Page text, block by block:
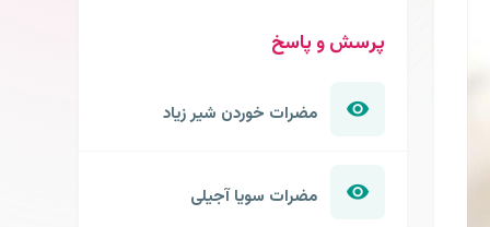
پرسش و پاسخ
مضرات خوردن شیر زیاد
مضرات سویا آجیلی